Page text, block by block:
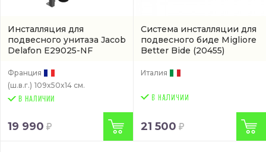
Инсталляция для
подвесного унитаза Jacob
Delafon E29025-NF
Франция
(ш.в.г.) 109x50x14 см.
В НАЛИЧИИ
19 990
Система инсталляции для
подвесного биде Migliore
Better Bide (20455)
Италия
21 500